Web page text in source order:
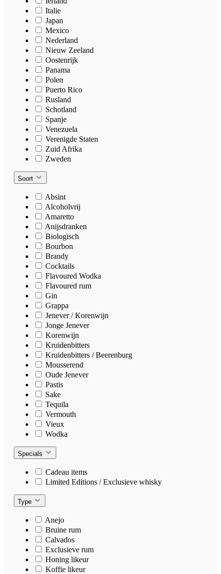
Italie
Japan
Mexico
Nederland
Nieuw Zeeland
Oostenrijk
Panama
Polen
Puerto Rico
Rusland
Schotland
Spanje
Venezuela
Verenigde Staten
Zuid Afrika
Zweden
Soort
Absint
Alcoholvrij
Amaretto
Anijsdranken
Biologisch
Bourbon
Brandy
Cocktails
Flavoured Wodka
Flavoured rum
Gin
Grappa
Jenever / Korenwijn
Jonge Jenever
Korenwijn
Kruidenbitters
Kruidenbitters / Beerenburg
Mousserend
Oude Jenever
Pastis
Sake
Tequila
Vermouth
Vieux
Wodka
Specials
Cadeau items
Limited Editions / Exclusieve whisky
Type
Anejo
Bruine rum
Calvados
Exclusieve rum
Honing likeur
Koffie likeur